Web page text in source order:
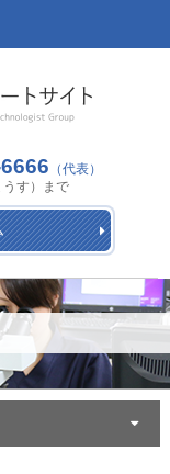
（代表）
す）まで